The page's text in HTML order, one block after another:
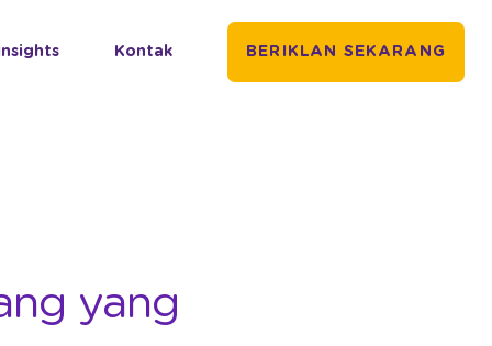
Kontak BERIKLAN SEKARANG
yang